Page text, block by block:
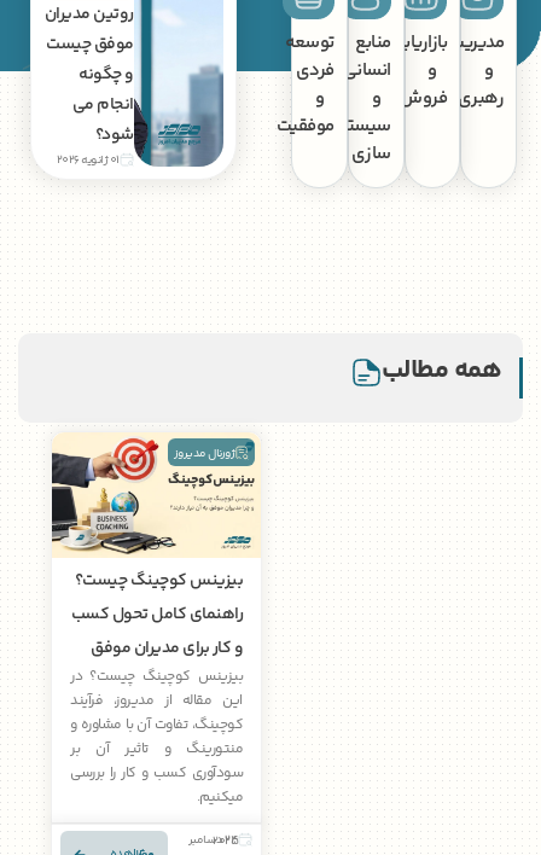
بازاریابی
فروش
منابع
انسانی
و
توسعه
فردی
موفقیت
روتین مدیران
موفق چیست
و چگونه
انجام می
شود؟
مطالب
ژورنال مدیروز
بیزینس کوچینگ چیست؟
راهنمای کامل تحول کسب
و کار برای مدیران موفق
بیزینس کوچینگ چیست؟ در
این مقاله از مدیروز، فرآیند
کوچینگ، تفاوت آن با مشاوره و
منتورینگ و تاثیر آن بر
سودآوری کسب‌ و کار را بررسی
میکنیم.
24 دسامبر 2025